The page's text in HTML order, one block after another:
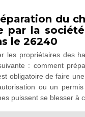
du
par la
le 26240
les propriétaires des
: comment
obligatoire de faire
ou un
puissent se blesser à